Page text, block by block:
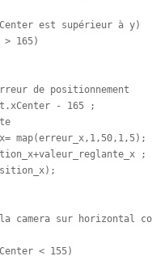
est supérieur à y)
> 165)
de positionnement
- 165 ;
map(erreur_x,1,50,1,5);
;
camera sur horizontal
< 155)